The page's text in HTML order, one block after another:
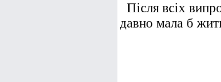
Після всіх
давно мала б